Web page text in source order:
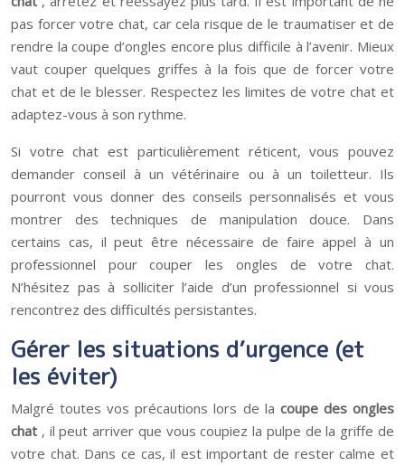
pas forcer votre chat, car cela risque de le traumatiser et de
rendre la coupe d’ongles encore plus difficile à l’avenir. Mieux
vaut couper quelques griffes à la fois que de forcer votre
chat et de le blesser. Respectez les limites de votre chat et
adaptez-vous à son rythme.
Si votre chat est particulièrement réticent, vous pouvez
demander conseil à un vétérinaire ou à un toiletteur. Ils
pourront vous donner des conseils personnalisés et vous
montrer des techniques de manipulation douce. Dans
certains cas, il peut être nécessaire de faire appel à un
professionnel pour couper les ongles de votre chat.
N’hésitez pas à solliciter l’aide d’un professionnel si vous
rencontrez des difficultés persistantes.
Gérer les situations d’urgence (et
les éviter)
Malgré toutes vos précautions lors de la coupe des ongles
chat , il peut arriver que vous coupiez la pulpe de la griffe de
votre chat. Dans ce cas, il est important de rester calme et